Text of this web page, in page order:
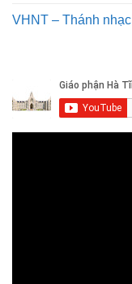
VHNT – Thánh nhạc